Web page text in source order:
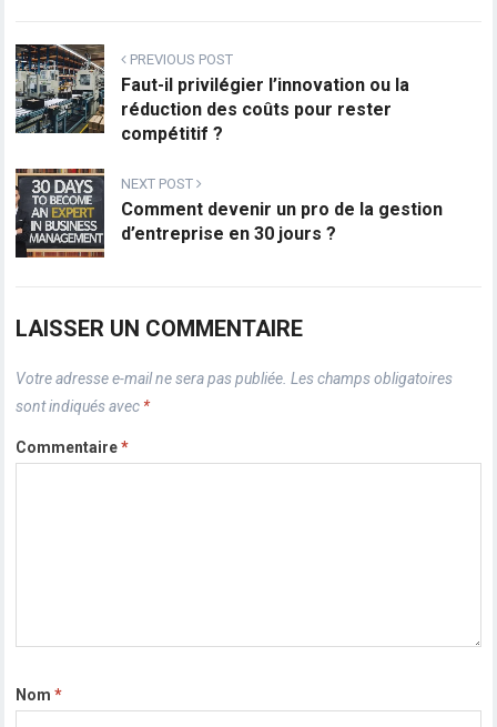
PREVIOUS POST
Faut-il privilégier l’innovation ou la
réduction des coûts pour rester
compétitif ?
NEXT POST
Comment devenir un pro de la gestion
d’entreprise en 30 jours ?
LAISSER UN COMMENTAIRE
Votre adresse e-mail ne sera pas publiée. Les champs obligatoires
sont indiqués avec *
Commentaire*
Nom*